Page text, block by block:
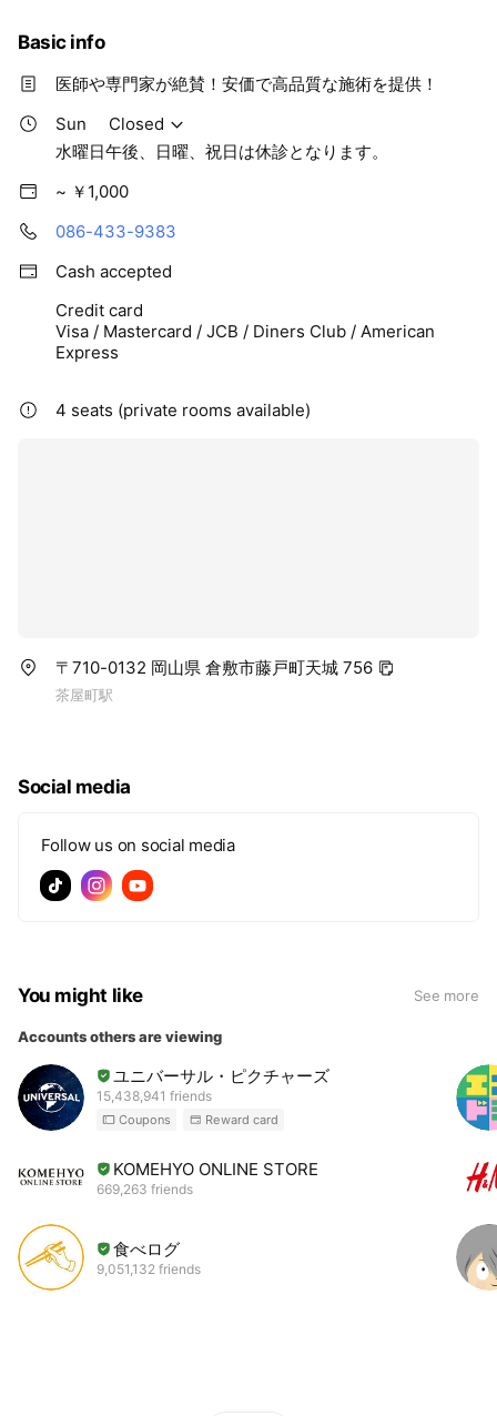
Basic info
医師や専門家が絶賛！安価で高品質な施術を提供！
Sun
Closed
水曜日午後、日曜、祝日は休診となります。
~ ￥1,000
086-433-9383
Cash accepted
Credit card
Visa / Mastercard / JCB / Diners Club / American
Express
4 seats (private rooms available)
〒710-0132 岡山県 倉敷市藤戸町天城 756
茶屋町駅
Social media
Follow us on social media
You might like See more
Accounts others are viewing
ユニバーサル・ピクチャーズ
15,438,941 friends
Coupons Reward card
KOMEHYO ONLINE STORE
669,263 friends
食べログ
9,051,132 friends